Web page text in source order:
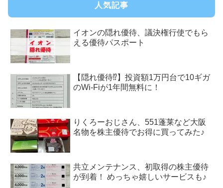
人気記事
イオンの隠れ優待、議決権行使でもら
える優待パスポート
【隠れ優待⁉︎】投資額1万円台で10ギガ
のWi-Fiが1年間無料に！
りくろーおじさん、551蓬莱など大阪
名物を株主優待でお得に買ってみた♪
共立メンテナンス、初取得の株主優待
が到着！ めっちゃ嬉しいサービスも♪